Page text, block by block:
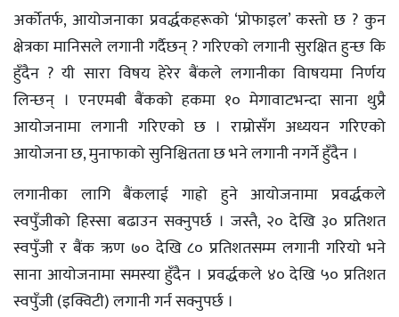
अर्कोतर्फ, आयोजनाका प्रवर्द्धकहरूको ‘प्रोफाइल’ कस्तो छ ? कुन
क्षेत्रका मानिसले लगानी गर्दैछन् ? गरिएको लगानी सुरक्षित हुन्छ कि
हुँदैन ? यी सारा विषय हेरेर बैंकले लगानीका विाषयमा निर्णय
लिन्छन् । एनएमबी बैंकको हकमा १० मेगावाटभन्दा साना थुप्रै
आयोजनामा लगानी गरिएकाे छ । राम्रोसँग अध्ययन गरिएको
आयोजना छ, मुनाफाको सुनिश्चितता छ भने लगानी नगर्ने हुँदैन ।
लगानीका लागि बैंकलाई गाह्रो हुने आयोजनामा प्रवर्द्धकले
स्वपुँजीको हिस्सा बढाउन सक्नुपर्छ । जस्तै, २० देखि ३० प्रतिशत
स्वपुँजी र बैंक ऋण ७० देखि ८० प्रतिशतसम्म लगानी गरियाे भने
साना आयोजनामा समस्या हुँदैन । प्रवर्द्धकले ४० देखि ५० प्रतिशत
स्वपुँजी (इक्विटी) लगानी गर्न सक्नुपर्छ ।